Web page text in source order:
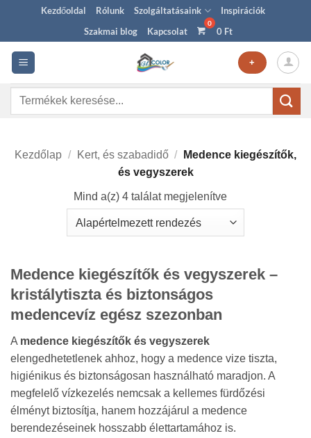
content
Kezdőoldal Rólunk Szolgáltatásaink
Inspirációk
Szakmai blog
Kapcsolat 0 Ft
+
Keresés
Kezdőlap / Kert, és szabadidő /
Medence kiegészítők,
és vegyszerek
Mind a(z) 4 találat megjelenítve
Medence kiegészítők és vegyszerek –
kristálytiszta és biztonságos
medencevíz egész szezonban
A medence kiegészítők és vegyszerek
elengedhetetlenek ahhoz, hogy a medence vize tiszta,
higiénikus és biztonságosan használható maradjon. A
megfelelő vízkezelés nemcsak a kellemes fürdőzési
élményt biztosítja, hanem hozzájárul a medence
berendezéseinek hosszabb élettartamához is.